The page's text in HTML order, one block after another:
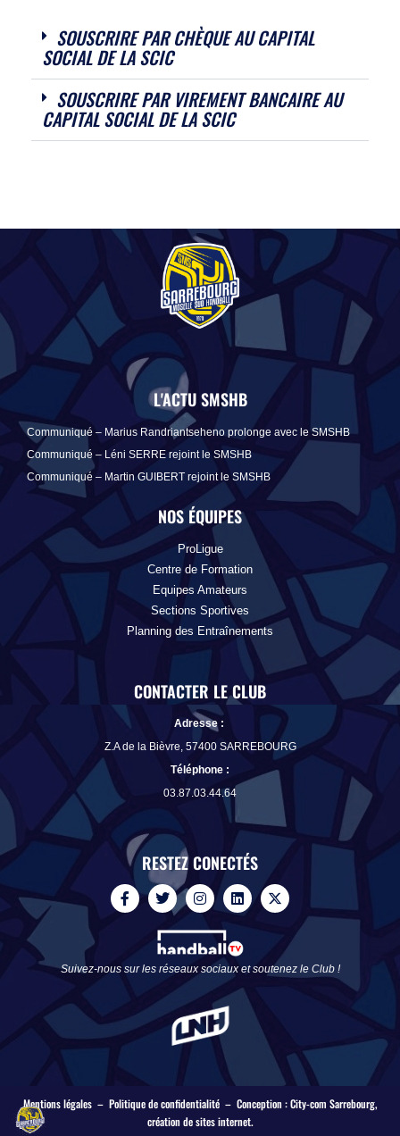
SOUSCRIRE PAR CHÈQUE AU CAPITAL
SOCIAL DE LA SCIC
SOUSCRIRE PAR VIREMENT BANCAIRE AU
CAPITAL SOCIAL DE LA SCIC
L'ACTU SMSHB
Communiqué – Marius Randriantseheno prolonge avec le SMSHB
Communiqué – Léni SERRE rejoint le SMSHB
Communiqué – Martin GUIBERT rejoint le SMSHB
NOS ÉQUIPES
ProLigue
Centre de Formation
Equipes Amateurs
Sections Sportives
Planning des Entraînements
CONTACTER LE CLUB
Adresse :
Z.A de la Bièvre, 57400 SARREBOURG
Téléphone :
03.87.03.44.64
RESTEZ CONECTÉS
F
a
c
o
o
-
f
T
w
i
t
t
e
r
I
n
s
t
a
g
r
a
m
L
i
n
e
d
i
n
X
-
t
t
t
Suivez-nous sur les réseaux sociaux et soutenez le Club !
Mentions légales– Politique de confidentialité– Conception :City-com Sarrebourg,
création de sites internet.